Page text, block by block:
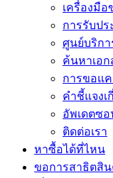
เครื่องมื
การรับปร
ศูนย์บริก
ค้นหาเอก
การขอแ
คำชี้แจง
อัพเดตซ
ติดต่อเรา
หาซื้อได้ที่ไหน
ขอการสาธิตสิ